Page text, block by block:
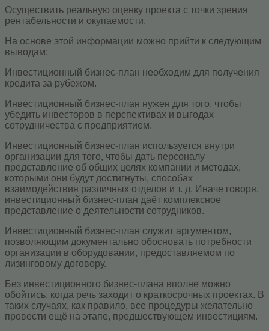
Осуществить реальную оценку проекта с точки зрения
рентабельности и окупаемости.
На основе этой информации можно прийти к следующим
выводам:
Инвестиционный бизнес-план необходим для получения
кредита за рубежом.
Инвестиционный бизнес-план нужен для того, чтобы
убедить инвесторов в перспективах и выгодах
сотрудничества с предприятием.
Инвестиционный бизнес-план используется внутри
организации для того, чтобы дать персоналу
представление об общих целях компании и методах,
которыми они будут достигнуты, способах
взаимодействия различных отделов и т. д. Иначе говоря,
инвестиционный бизнес-план даёт комплексное
представление о деятельности сотрудников.
Инвестиционный бизнес-план служит аргументом,
позволяющим документально обосновать потребности
организации в оборудовании, предоставляемом по
лизинговому договору.
Без инвестиционного бизнес-плана вполне можно
обойтись, когда речь заходит о краткосрочных проектах. В
таких случаях, как правило, все процедуры желательно
провести ещё на этапе, предшествующем инвестициям.